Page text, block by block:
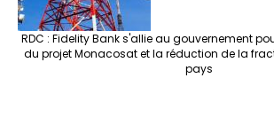
RDC : Fidelity Bank s'allie au gouvernement
du projet Monacosat et la réduction de la
pays